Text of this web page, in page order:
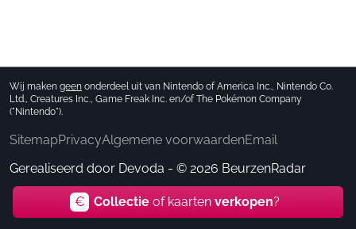
Wij maken geen onderdeel uit van Nintendo of America Inc., Nintendo Co.
Ltd., Creatures Inc., Game Freak Inc. en/of The Pokémon Company
("Nintendo").
SitemapPrivacyAlgemene voorwaardenEmail
Gerealiseerd door Devoda - © 2026 BeurzenRadar
€ Collectie of kaarten verkopen?